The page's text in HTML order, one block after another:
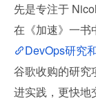
先是专注于
在《加速》一书
DevOps研究
谷歌收购的研究
进实践，更快地